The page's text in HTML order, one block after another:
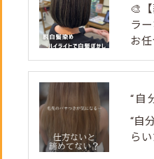
🎨
ラ
お
“自
ら